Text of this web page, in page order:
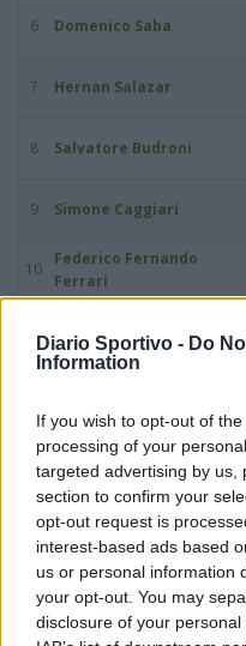
Diario Sportivo - Do
Information
If you wish to opt-out of
processing of your
targeted advertising by us,
section to confirm your
opt-out request is
interest-based ads based
us or personal information
your opt-out. You may
disclosure of your
6 Domenico Saba
7 Hernan Salazar
8 Salvatore Budroni
9 Simone Caggiari
10
Federico Fernando
Ferrari
13 Fabio Lauria
Stefano Mereu
15 Riccardo Oggiano
16 Salvatore Pilo